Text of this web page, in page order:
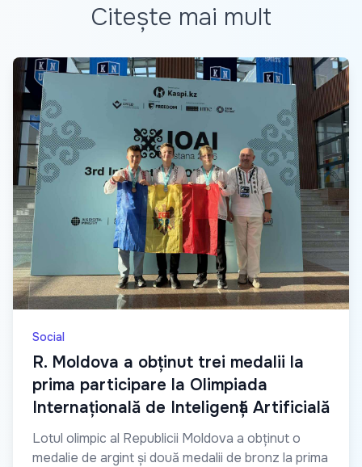
Citește mai mult
Social
R. Moldova a obținut trei medalii la
prima participare la Olimpiada
Internațională de Inteligență Artificială
Lotul olimpic al Republicii Moldova a obținut o
medalie de argint și două medalii de bronz la prima